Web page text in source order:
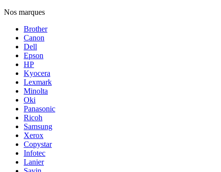
Nos marques
Brother
Canon
Dell
Epson
HP
Kyocera
Lexmark
Minolta
Oki
Panasonic
Ricoh
Samsung
Xerox
Copystar
Infotec
Lanier